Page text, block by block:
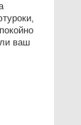
ваш